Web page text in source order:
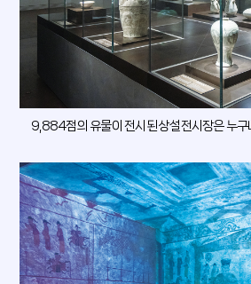
9,884점의 유물이 전시된 상설전시장은 누구